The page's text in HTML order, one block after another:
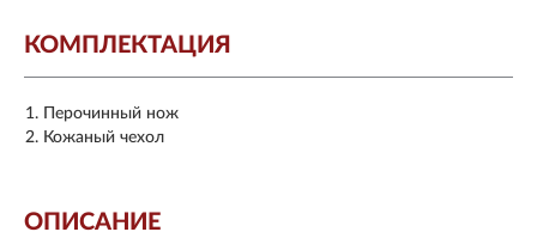
КОМПЛЕКТАЦИЯ
Перочинный нож
Кожаный чехол
ОПИСАНИЕ